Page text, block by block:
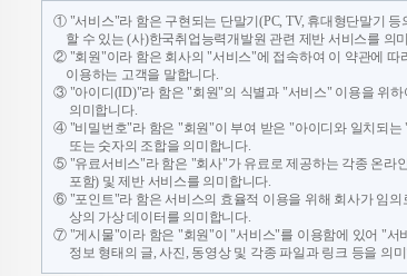
① "서비스"라 함은 구현되는 단말기(PC, TV, 휴대형단말기
할 수 있는 (사)한국취업능력개발원 관련 제반 서비스를 의
② "회원"이라 함은 회사의 "서비스"에 접속하여 이 약관에
이용하는 고객을 말합니다.
③ "아이디(ID)"라 함은 "회원"의 식별과 "서비스" 이용을 위
의미합니다.
④ "비밀번호"라 함은 "회원"이 부여 받은 "아이디와 일치되
또는 숫자의 조합을 의미합니다.
⑤ "유료서비스"라 함은 "회사"가 유료로 제공하는 각종 온라
포함) 및 제반 서비스를 의미합니다.
⑥ "포인트"라 함은 서비스의 효율적 이용을 위해 회사가 임
상의 가상 데이터를 의미합니다.
⑦ "게시물"이라 함은 "회원"이 "서비스"를 이용함에 있어 "서
정보 형태의 글, 사진, 동영상 및 각종 파일과 링크 등을 의